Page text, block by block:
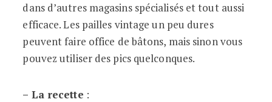
dans d’autres magasins spécialisés et tout aussi
efficace. Les pailles vintage un peu dures
peuvent faire office de bâtons, mais sinon vous
pouvez utiliser des pics quelconques.
– La recette :